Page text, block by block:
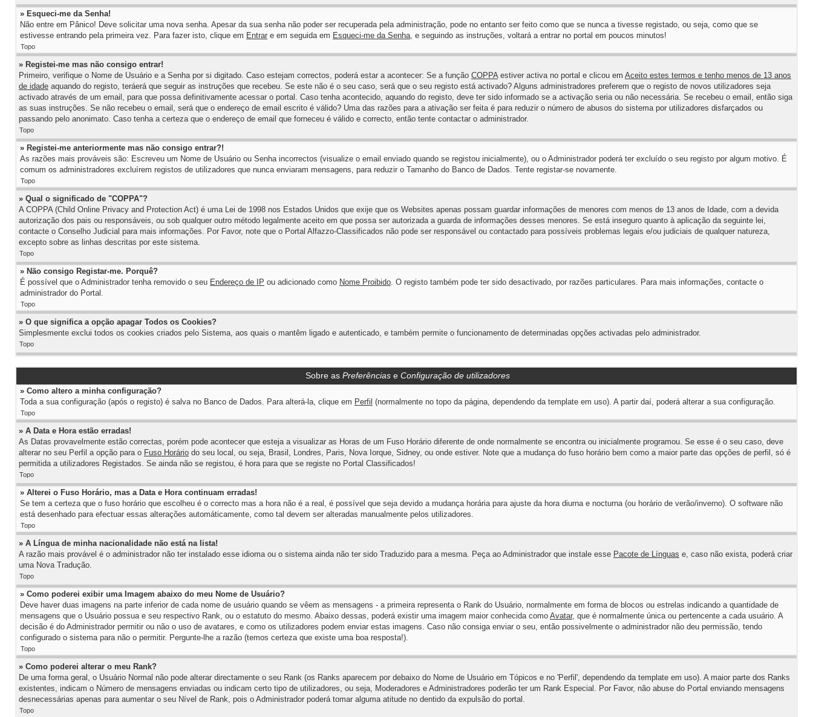
» Esqueci-me da Senha!
Não entre em Pânico! Deve solicitar uma nova senha. Apesar da sua senha não poder ser recuperada pela administração, pode no entanto ser feito como que se nunca a tivesse registado, ou seja, como que se
estivesse entrando pela primeira vez. Para fazer isto, clique em Entrar e em seguida em Esqueci-me da Senha, e seguindo as instruções, voltará a entrar no portal em poucos minutos!
Topo
» Registei-me mas não consigo entrar!
Primeiro, verifique o Nome de Usuário e a Senha por si digitado. Caso estejam correctos, poderá estar a acontecer: Se a função COPPAestiver activa no portal e clicou em Aceito estes termos e tenho menos de 13 anos
de idade aquando do registo, teráerá que seguir as instruções que recebeu. Se este não é o seu caso, será que o seu registo está activado? Alguns administradores preferem que o registo de novos utilizadores seja
activado através de um email, para que possa definitivamente acessar o portal. Caso tenha acontecido, aquando do registo, deve ter sido informado se a activação seria ou não necessária. Se recebeu o email, então siga
as suas instruções. Se não recebeu o email, será que o endereço de email escrito é válido? Uma das razões para a ativação ser feita é para reduzir o número de abusos do sistema por utilizadores disfarçados ou
passando pelo anonimato. Caso tenha a certeza que o endereço de email que forneceu é válido e correcto, então tente contactar o administrador.
Topo
» Registei-me anteriormente mas não consigo entrar?!
As razões mais prováveis são: Escreveu um Nome de Usuário ou Senha incorrectos (visualize o email enviado quando se registou inicialmente), ou o Administrador poderá ter excluído o seu registo por algum motivo. É
comum os administradores excluírem registos de utilizadores que nunca enviaram mensagens, para reduzir o Tamanho do Banco de Dados. Tente registar-se novamente.
Topo
» Qual o significado de "COPPA"?
A COPPA (Child Online Privacy and Protection Act) é uma Lei de 1998 nos Estados Unidos que exije que os Websites apenas possam guardar informações de menores com menos de 13 anos de Idade, com a devida
autorização dos pais ou responsáveis, ou sob qualquer outro método legalmente aceito em que possa ser autorizada a guarda de informações desses menores. Se está inseguro quanto à aplicação da seguinte lei,
contacte o Conselho Judicial para mais informações. Por Favor, note que o Portal Alfazzo-Classificados não pode ser responsável ou contactado para possíveis problemas legais e/ou judiciais de qualquer natureza,
excepto sobre as linhas descritas por este sistema.
Topo
» Não consigo Registar-me. Porquê?
É possível que o Administrador tenha removido o seu Endereço de IP ou adicionado como Nome Proibido. O registo também pode ter sido desactivado, por razões particulares. Para mais informações, contacte o
administrador do Portal.
Topo
» O que significa a opção apagar Todos os Cookies?
Simplesmente exclui todos os cookies criados pelo Sistema, aos quais o mantêm ligado e autenticado, e também permite o funcionamento de determinadas opções activadas pelo administrador.
Topo
Sobre as Preferências e Configuração de utilizadores
» Como altero a minha configuração?
Toda a sua configuração (após o registo) é salva no Banco de Dados. Para alterá-la, clique em Perfil (normalmente no topo da página, dependendo da template em uso). A partir daí, poderá alterar a sua configuração.
Topo
» A Data e Hora estão erradas!
As Datas provavelmente estão correctas, porém pode acontecer que esteja a visualizar as Horas de um Fuso Horário diferente de onde normalmente se encontra ou inicialmente programou. Se esse é o seu caso, deve
alterar no seu Perfil a opção para o Fuso Horário do seu local, ou seja, Brasil, Londres, Paris, Nova Iorque, Sidney, ou onde estiver. Note que a mudança do fuso horário bem como a maior parte das opções de perfil, só é
permitida a utilizadores Registados. Se ainda não se registou, é hora para que se registe no Portal Classificados!
Topo
» Alterei o Fuso Horário, mas a Data e Hora continuam erradas!
Se tem a certeza que o fuso horário que escolheu é o correcto mas a hora não é a real, é possível que seja devido a mudança horária para ajuste da hora diurna e nocturna (ou horário de verão/inverno). O software não
está desenhado para efectuar essas alterações automáticamente, como tal devem ser alteradas manualmente pelos utilizadores.
Topo
» A Língua de minha nacionalidade não está na lista!
A razão mais provável é o administrador não ter instalado esse idioma ou o sistema ainda não ter sido Traduzido para a mesma. Peça ao Administrador que instale esse Pacote de Línguas e, caso não exista, poderá criar
uma Nova Tradução.
Topo
» Como poderei exibir uma Imagem abaixo do meu Nome de Usuário?
Deve haver duas imagens na parte inferior de cada nome de usuário quando se vêem as mensagens - a primeira representa o Rank do Usuário, normalmente em forma de blocos ou estrelas indicando a quantidade de
mensagens que o Usuário possua e seu respectivo Rank, ou o estatuto do mesmo. Abaixo dessas, poderá existir uma imagem maior conhecida como Avatar, que é normalmente única ou pertencente a cada usuário. A
decisão é do Administrador permitir ou não o uso de avatares, e como os utilizadores podem enviar estas imagens. Caso não consiga enviar o seu, então possivelmente o administrador não deu permissão, tendo
configurado o sistema para não o permitir. Pergunte-lhe a razão (temos certeza que existe uma boa resposta!).
Topo
» Como poderei alterar o meu Rank?
De uma forma geral, o Usuário Normal não pode alterar directamente o seu Rank (os Ranks aparecem por debaixo do Nome de Usuário em Tópicos e no 'Perfil', dependendo da template em uso). A maior parte dos Ranks
existentes, indicam o Número de mensagens enviadas ou indicam certo tipo de utilizadores, ou seja, Moderadores e Administradores poderão ter um Rank Especial. Por Favor, não abuse do Portal enviando mensagens
desnecessárias apenas para aumentar o seu Nível de Rank, pois o Administrador poderá tomar alguma atitude no dentido da expulsão do portal.
Topo